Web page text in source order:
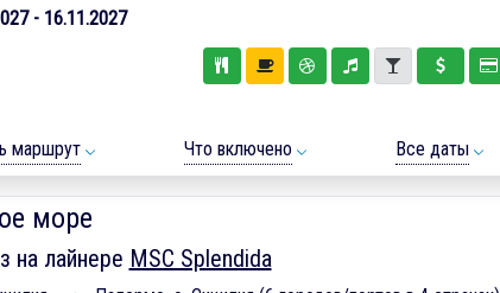
- 16.11.2027
маршрут Что включено Все даты
море
на лайнере MSC Splendida